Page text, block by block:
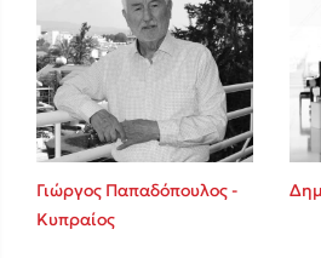
Γιώργος Παπαδόπουλος -
Κυπραίος